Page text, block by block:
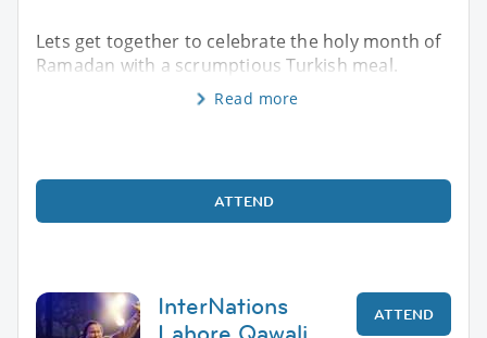
Lets get together to celebrate the holy month of
Ramadan with a scrumptious Turkish meal.
Read more
ATTEND
InterNations
ATTEND